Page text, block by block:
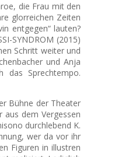
die Frau mit den
glorreichen Zeiten
entgegen“ lauten?
SYNDROM (2015)
Schritt weiter und
und Anja
Sprechtempo.
Bühne der Theater
aus dem Vergessen
durchlebend K.
wer da vor ihr
Figuren in illustren